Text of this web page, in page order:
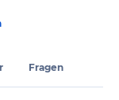
Fragen